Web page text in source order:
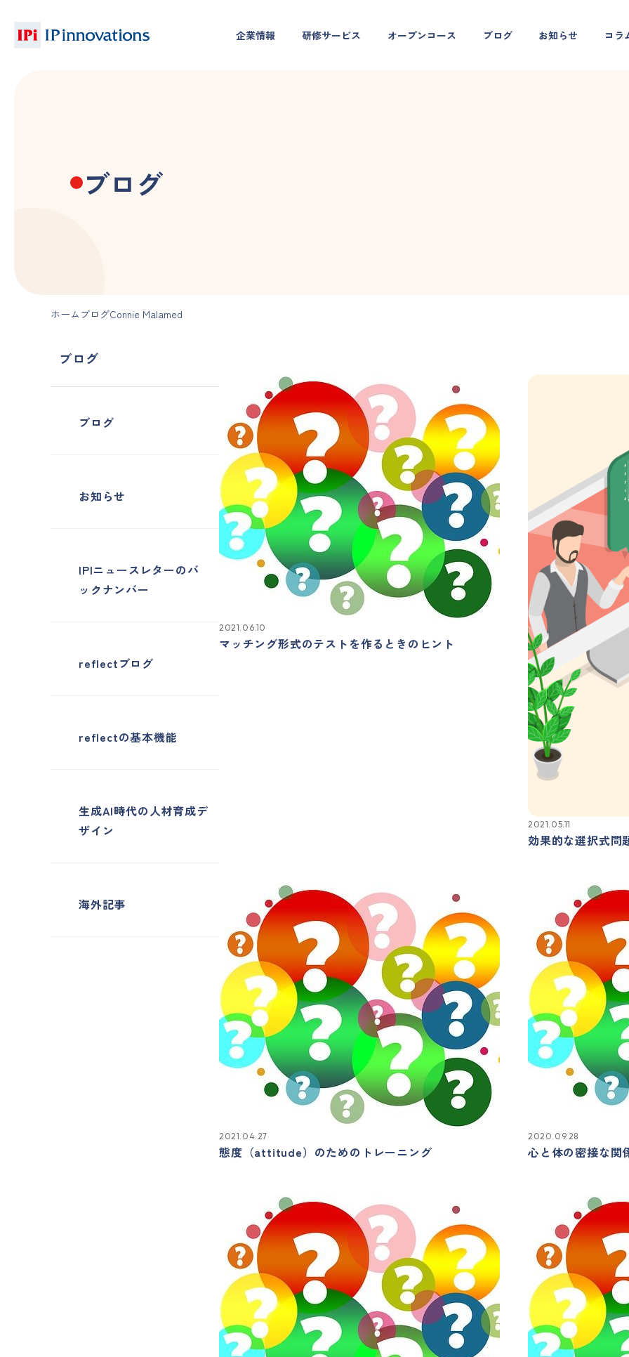
企業情報 研修サービス オープンコース ブログ お知らせ コラ
ブログ
ホーム ブログConnie Malamed
ブログ
ブログ
お知らせ
IPIニュースレターのバ
ックナンバー
reflectブログ
reflectの基本機能
生成AI時代の人材育成デ
ザイン
海外記事
2021.06.10
マッチング形式のテストを作るときのヒント
2021.05.11
効果的な選択式問
2021.04.27
態度（attitude）のためのトレーニング
2020.09.28
心と体の密接な関